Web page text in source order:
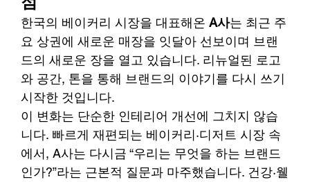
한국의 베이커리 시장을 대표해온 A사는 최근 주
요 상권에 새로운 매장을 잇달아 선보이며 브랜
드의 새로운 장을 열고 있습니다. 리뉴얼된 로고
와 공간, 톤을 통해 브랜드의 이야기를 다시 쓰기
시작한 것입니다.
이 변화는 단순한 인테리어 개선에 그치지 않습
니다. 빠르게 재편되는 베이커리·디저트 시장 속
에서, A사는 다시금 “우리는 무엇을 하는 브랜드
인가?”라는 근본적 질문과 마주했습니다. 건강·웰